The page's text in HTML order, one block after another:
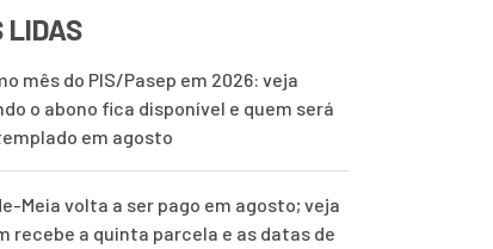
LIDAS
mês do PIS/Pasep em 2026: veja
o abono fica disponível e quem será
em agosto
Meia volta a ser pago em agosto; veja
recebe a quinta parcela e as datas de